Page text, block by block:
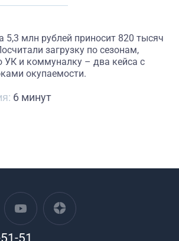
5,3 млн рублей приносит 820 тысяч
загрузку по сезонам,
и коммуналку – два кейса с
окупаемости.
6 минут
51